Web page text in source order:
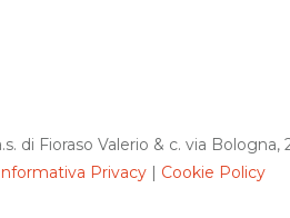
di Fioraso Valerio & c. via Bologna,
Informativa Privacy Cookie Policy